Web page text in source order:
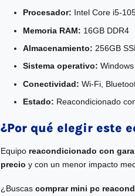
Procesador: Intel Core i5-
Memoria RAM: 16GB DDR4
Almacenamiento: 256GB
Sistema operativo:
Conectividad: Wi-Fi,
Estado: Reacondicionado
¿Por qué elegir este
Equipo reacondicionado con
precio y con un menor impacto
¿Buscas comprar mini pc